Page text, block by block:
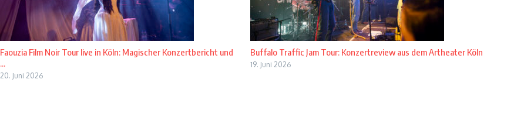
Faouzia Film Noir Tour live in Köln: Magischer Konzertbericht und
...
20. Juni 2026
Buffalo Traffic Jam Tour: Konzertreview aus dem Artheater Köln
19. Juni 2026